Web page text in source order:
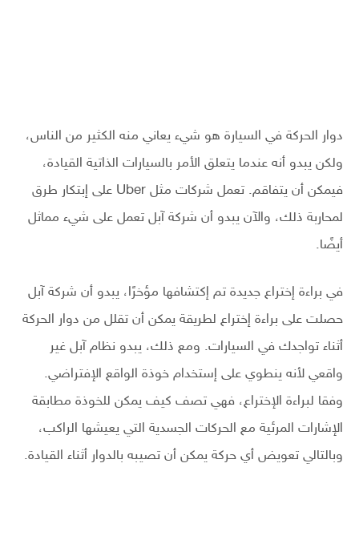
دوار الحركة في السيارة هو شيء يعاني منه الكثير من الناس،
ولكن يبدو أنه عندما يتعلق الأمر بالسيارات الذاتية القيادة،
فيمكن أن يتفاقم. تعمل شركات مثل Uber على إبتكار طرق
لمحاربة ذلك، والآن يبدو أن شركة آبل تعمل على شيء مماثل
أيضًا.
في براءة إختراع جديدة تم إكتشافها مؤخرًا، يبدو أن شركة آبل
حصلت على براءة إختراع لطريقة يمكن أن تقلل من دوار الحركة
أثناء تواجدك في السيارات. ومع ذلك، يبدو نظام آبل غير
واقعي لأنه ينطوي على إستخدام خوذة الواقع الإفتراضي.
وفقا لبراءة الإختراع، فهي تصف كيف يمكن للخوذة مطابقة
الإشارات المرئية مع الحركات الجسدية التي يعيشها الراكب،
وبالتالي تعويض أي حركة يمكن أن تصيبه بالدوار أثناء القيادة.